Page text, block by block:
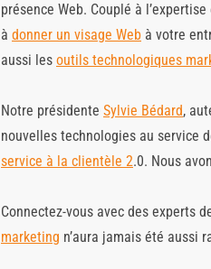
présence Web. Couplé à l’expertise
à donner un visage Web à votre
aussi les outils technologiques
Notre présidente Sylvie Bédard,
nouvelles technologies au service
service à la clientèle 2.0. Nous
Connectez-vous avec des experts
marketing n’aura jamais été aussi